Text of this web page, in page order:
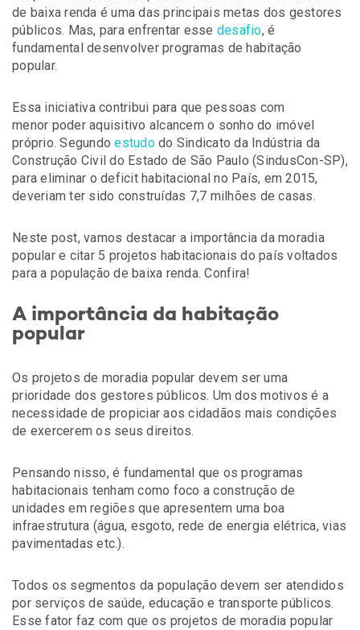
de baixa renda é uma das principais metas dos gestores
públicos. Mas, para enfrentar esse desafio, é
fundamental desenvolver programas de habitação
popular.
Essa iniciativa contribui para que pessoas com
menor poder aquisitivo alcancem o sonho do imóvel
próprio. Segundoestudodo Sindicato da Indústria da
Construção Civil do Estado de São Paulo (SindusCon-SP),
para eliminar o deficit habitacional no País, em 2015,
deveriam ter sido construídas 7,7 milhões de casas.
Neste post, vamos destacar a importância da moradia
popular e citar 5 projetos habitacionais do país voltados
para a população de baixa renda. Confira!
A importância da habitação
popular
Os projetos de moradia popular devem ser uma
prioridade dos gestores públicos. Um dos motivos é a
necessidade de propiciar aos cidadãos mais condições
de exercerem os seus direitos.
Pensando nisso, é fundamental que os programas
habitacionais tenham como foco a construção de
unidades em regiões que apresentem uma boa
infraestrutura (água, esgoto, rede de energia elétrica, vias
pavimentadas etc.).
Todos os segmentos da população devem ser atendidos
por serviços de saúde, educação e transporte públicos.
Esse fator faz com que os projetos de moradia popular